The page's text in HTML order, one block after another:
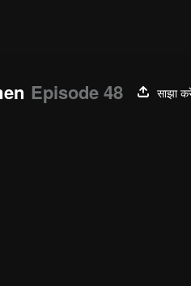
Episode 48
साझा